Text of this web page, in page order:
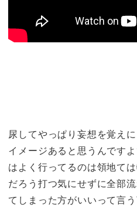
尿してやっぱり妄想を覚え
イメージあると思うんです
はよく行ってるのは領地て
だろう打つ気にせずに全部
てしまった方がいいって言